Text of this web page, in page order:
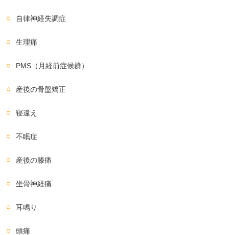
自律神経失調症
生理痛
PMS（月経前症候群）
産後の骨盤矯正
寝違え
不眠症
産後の膝痛
坐骨神経痛
耳鳴り
頭痛